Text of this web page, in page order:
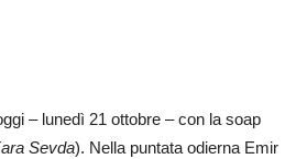
– lunedì 21 ottobre – con la soap
Sevda). Nella puntata odierna Emir